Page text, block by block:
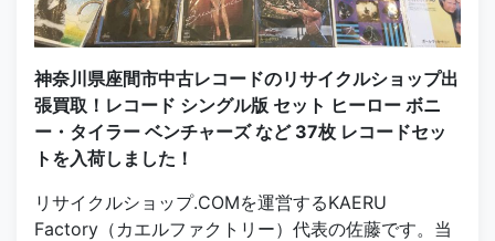
神奈川県座間市中古レコードのリサイクルショップ出
張買取！レコード シングル版 セット ヒーロー ボニ
ー・タイラー ベンチャーズ など 37枚 レコードセッ
トを入荷しました！
リサイクルショップ.COMを運営するKAERU
Factory（カエルファクトリー）代表の佐藤です。当